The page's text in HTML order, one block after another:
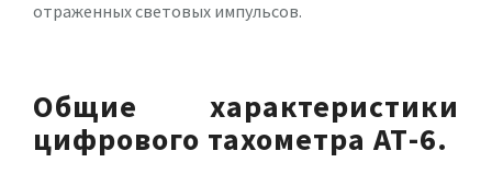
отраженных световых импульсов.
Общие характеристики
цифрового тахометра АТ-6.